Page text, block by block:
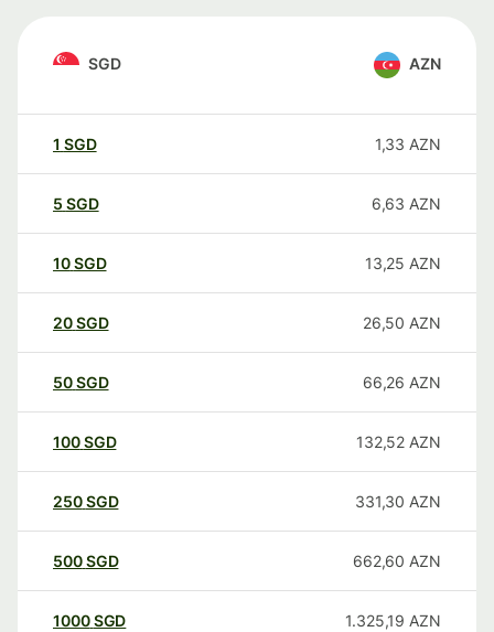
SGD AZN
1 SGD 1,33 AZN
5 SGD 6,63 AZN
10SGD 13,25 AZN
20SGD 26,50 AZN
50SGD 66,26 AZN
100SGD 132,52 AZN
250SGD 331,30 AZN
500SGD 662,60 AZN
1000SGD 1.325,19 AZN